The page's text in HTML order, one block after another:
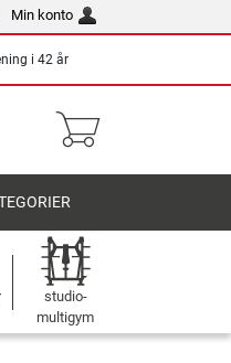
Min konto
i 42 år
studio-
multigym